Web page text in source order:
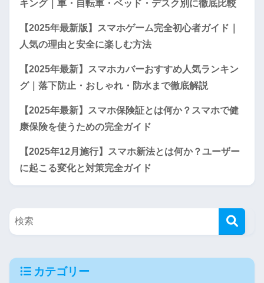
キング｜車・自転車・ベッド・デスク別に徹底比較
【2025年最新版】スマホゲーム完全初心者ガイド｜
人気の理由と安全に楽しむ方法
【2025年最新】スマホカバーおすすめ人気ランキン
グ｜落下防止・おしゃれ・防水まで徹底解説
【2025年最新】スマホ保険証とは何か？スマホで健
康保険を使うための完全ガイド
【2025年12月施行】スマホ新法とは何か？ユーザー
に起こる変化と対策完全ガイド
カテゴリー